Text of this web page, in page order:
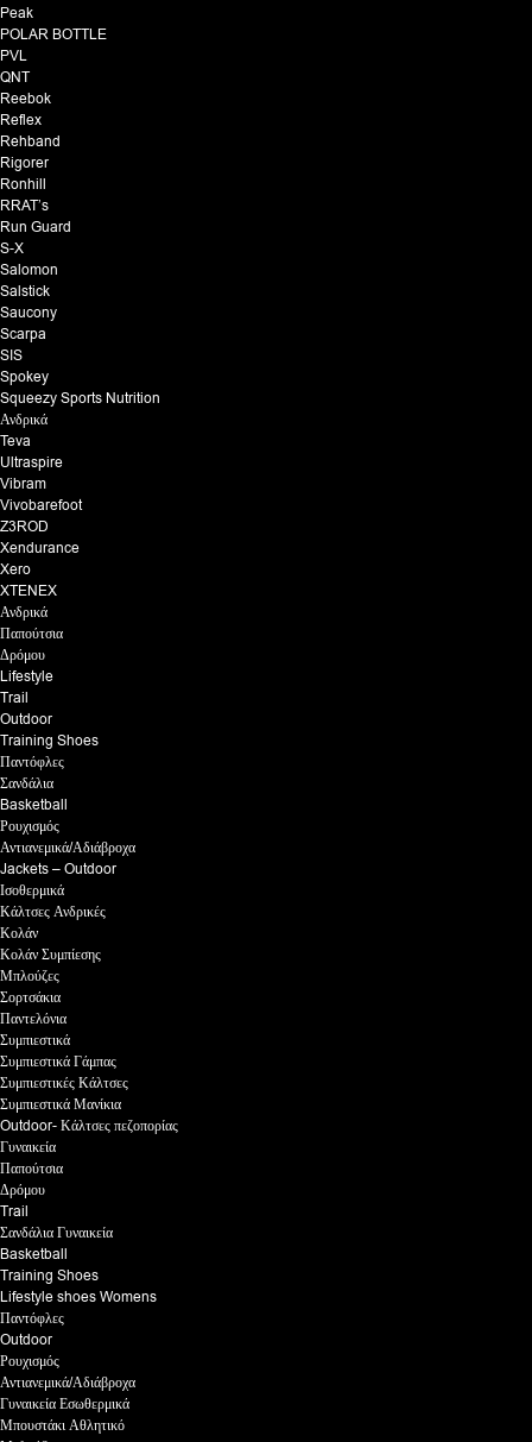
Peak
POLAR BOTTLE
PVL
QNT
Reebok
Reflex
Rehband
Rigorer
Ronhill
RRAT’s
Run Guard
S-X
Salomon
Salstick
Saucony
Scarpa
SIS
Spokey
Squeezy Sports Nutrition
Ανδρικά
Teva
Ultraspire
Vibram
Vivobarefoot
Z3ROD
Xendurance
Xero
XTENEX
Ανδρικά
Παπούτσια
Δρόμου
Lifestyle
Trail
Outdoor
Training Shoes
Παντόφλες
Σανδάλια
Basketball
Ρουχισμός
Αντιανεμικά/Αδιάβροχα
Jackets – Outdoor
Ισοθερμικά
Κάλτσες Ανδρικές
Κολάν
Κολάν Συμπίεσης
Μπλούζες
Σορτσάκια
Παντελόνια
Συμπιεστικά
Συμπιεστικά Γάμπας
Συμπιεστικές Κάλτσες
Συμπιεστικά Μανίκια
Outdoor- Κάλτσες πεζοπορίας
Γυναικεία
Παπούτσια
Δρόμου
Trail
Σανδάλια Γυναικεία
Basketball
Training Shoes
Lifestyle shoes Womens
Παντόφλες
Outdoor
Ρουχισμός
Αντιανεμικά/Αδιάβροχα
Γυναικεία Εσωθερμικά
Μπουστάκι Αθλητικό